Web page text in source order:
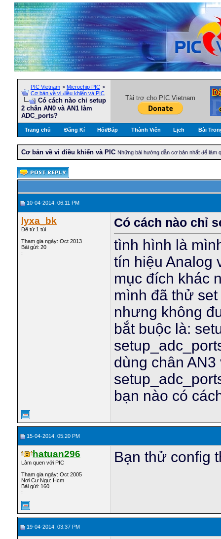
PIC Vietnam > Microchip PIC >
Cơ bản về vi điều khiển và PIC
Có cách nào chỉ setup
2 chân AN0 và AN1 làm
ADC_ports?
Tài trợ cho PIC Vietnam
Trang chủ Đăng Kí Hỏi/Ðáp Thành Viên Lịch Bài
Cơ bản về vi điều khiển và PIC Những bài hướng dẫn cơ bản nhất để làm
10-04-2014, 06:11 PM
lyxa_bk
Đệ tử 1 túi
Tham gia ngày: Oct 2013
Bài gửi: 20
:
Có cách nào chỉ
tình hình là
tín hiệu Analog
mục đích khác
mình đã thử
nhưng không
bắt buộc là:
dùng chân
bạn nào có
15-04-2014, 05:20 PM
hatuan296
Làm quen với PIC
Tham gia ngày: Oct 2005
Nơi Cư Ngụ: Hcm
Bài gửi: 160
:
Bạn thử config
19-04-2014, 03:37 PM